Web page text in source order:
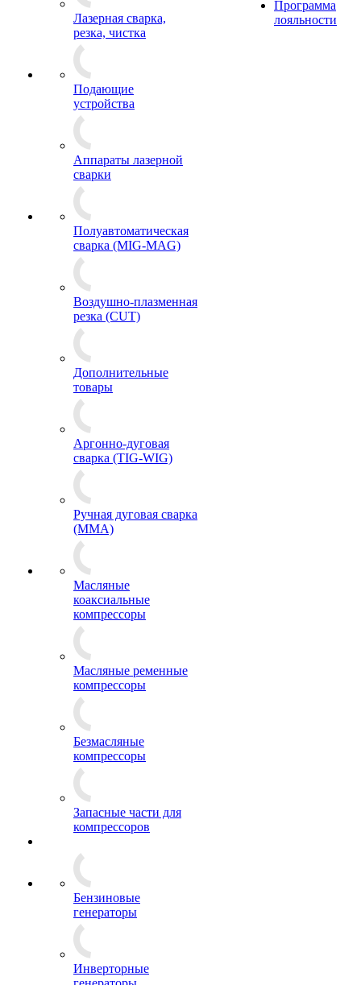
Лазерная сварка,
резка, чистка
Подающие
устройства
Аппараты лазерной
сварки
Полуавтоматическая
сварка (MIG-MAG)
Воздушно-плазменная
резка (CUT)
Дополнительные
товары
Аргонно-дуговая
сварка (TIG-WIG)
Ручная дуговая сварка
(MMA)
Масляные
коаксиальные
компрессоры
Масляные ременные
компрессоры
Безмасляные
компрессоры
Запасные части для
компрессоров
Бензиновые
генераторы
Инверторные
Программа
лояльности